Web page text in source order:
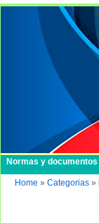
Normas y documentos
Home » Categorias »